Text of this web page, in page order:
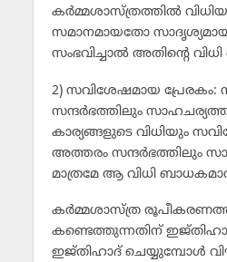
കര്‍മ്മശാസ്ത്രത്തില്‍
സമാനമായതോ
സംഭവിച്ചാല്‍ അതിന്റെ
2) സവിശേഷമായ
സന്ദര്‍ഭത്തിലും
കാര്യങ്ങളുടെ വിധിയും
അത്തരം സന്ദര്‍ഭത്തിലും
മാത്രമേ ആ വിധി
കര്‍മ്മശാസ്ത്ര
കണ്ടെത്തുന്നതിന്
ഇജ്തിഹാദ് ചെയ്യുമ്പോള്‍